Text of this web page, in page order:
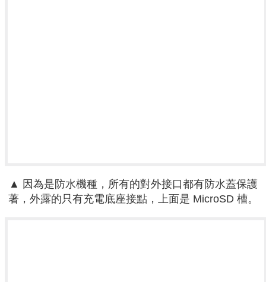
▲ 因為是防水機種，所有的對外接口都有防水蓋保護
著，外露的只有充電底座接點，上面是 MicroSD 槽。